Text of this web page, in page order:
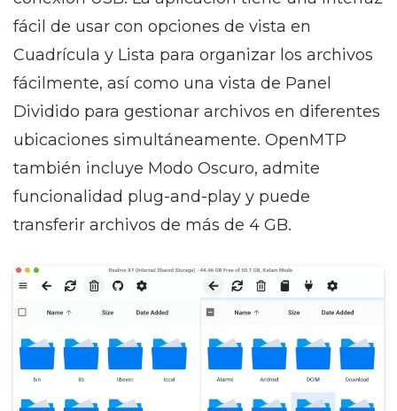
fácil de usar con opciones de vista en
Cuadrícula y Lista para organizar los archivos
fácilmente, así como una vista de Panel
Dividido para gestionar archivos en diferentes
ubicaciones simultáneamente. OpenMTP
también incluye Modo Oscuro, admite
funcionalidad plug-and-play y puede
transferir archivos de más de 4 GB.